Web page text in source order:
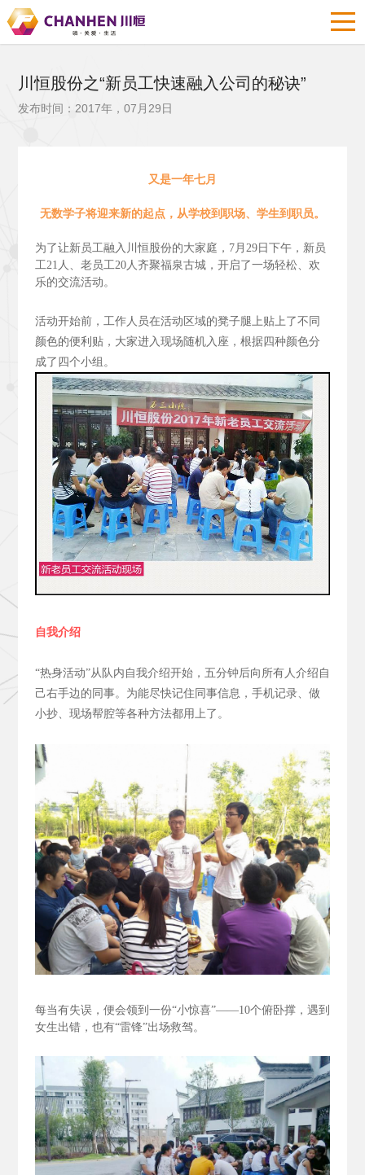
川恒股份之“新员工快速融入公司的秘诀”
发布时间：2017年，07月29日
又是一年七月
无数学子将迎来新的起点，从学校到职场、学生到职员。
为了让新员工融入川恒股份的大家庭，7月29日下午，新员
工21人、老员工20人齐聚福泉古城，开启了一场轻松、欢
乐的交流活动。
活动开始前，工作人员在活动区域的凳子腿上贴上了不同
颜色的便利贴，大家进入现场随机入座，根据四种颜色分
成了四个小组。
自我介绍
“热身活动”从队内自我介绍开始，五分钟后向所有人介绍自
己右手边的同事。为能尽快记住同事信息，手机记录、做
小抄、现场帮腔等各种方法都用上了。
每当有失误，便会领到一份“小惊喜”——10个俯卧撑，遇到
女生出错，也有“雷锋”出场救驾。